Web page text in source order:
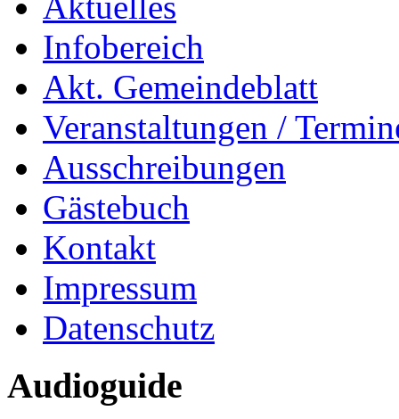
Infobereich
Akt. Gemeindeblatt
Veranstaltungen /
Ausschreibungen
Gästebuch
Kontakt
Impressum
Datenschutz
Audioguide